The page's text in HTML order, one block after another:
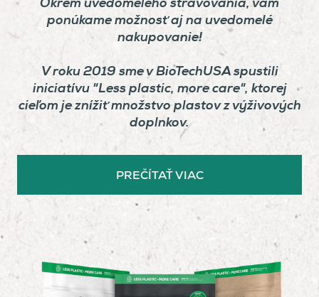
Okrem uvedomelého stravovania, vám
ponúkame možnosť aj na uvedomelé
nakupovanie!
V roku 2019 sme v BioTechUSA spustili
iniciatívu "Less plastic, more care", ktorej
cieľom je znížiť množstvo plastov z výživových
doplnkov.
PREČÍTAŤ VIAC